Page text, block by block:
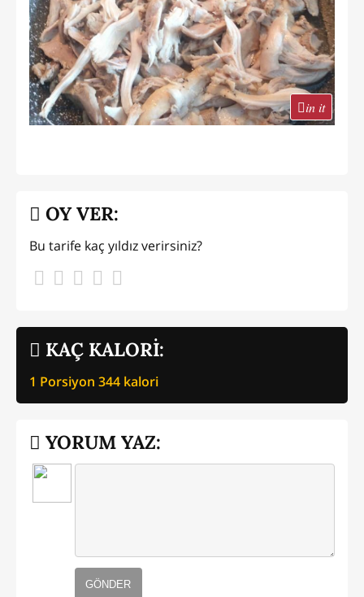
in it
KAÇ KALORİ:
1 Porsiyon 344 kalori
OY VER:
Bu tarife kaç yıldız verirsiniz?
YORUM YAZ:
GÖNDER